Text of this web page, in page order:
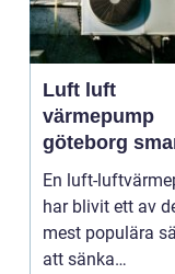
Luft luft
värmepump
göteborg smart
värme för
kustklimat
En luft-
har blivit ett av
mest populära
att sänka